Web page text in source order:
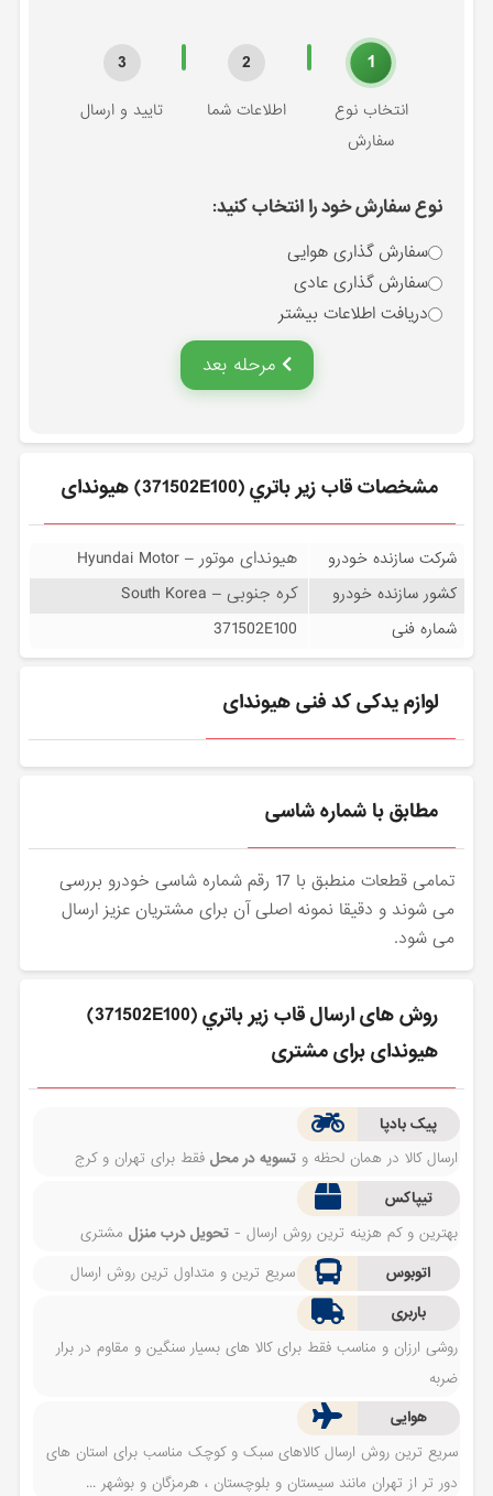
1
انتخاب نوع
سفارش
2
اطلاعات شما
3
تایید و ارسال
نوع سفارش خود را انتخاب کنید:
سفارش گذاری هوایی
سفارش گذاری عادی
دریافت اطلاعات بیشتر
مرحله بعد
مشخصات قاب زير باتري (371502E100) هیوندای
شرکت سازنده خودرو هیوندای موتور – Hyundai Motor
کشور سازنده خودرو کره جنوبی – South Korea
شماره فنی 371502E100
لوازم یدکی کد فنی هیوندای
مطابق با شماره شاسی
تمامی قطعات منطبق با 17 رقم شماره شاسی خودرو بررسی
می شوند و دقیقا نمونه اصلی آن برای مشتریان عزیز ارسال
می شود.
روش های ارسال قاب زير باتري (371502E100)
هیوندای برای مشتری
پیک بادپا
ارسال کالا در همان لحظه وتسویه در محل فقط برای تهران و کرج
تیپاکس
بهترین و کم هزینه ترین روش ارسال -تحویل درب منزل مشتری
اتوبوس
سریع ترین و متداول ترین روش ارسال
باربری
روشی ارزان و مناسب فقط برای کالا های بسیار سنگین و مقاوم در برار
ضربه
هوایی
سریع ترین روش ارسال کالاهای سبک و کوچک مناسب برای استان های
دور تر از تهران مانند سیستان و بلوچستان ، هرمزگان و بوشهر ...